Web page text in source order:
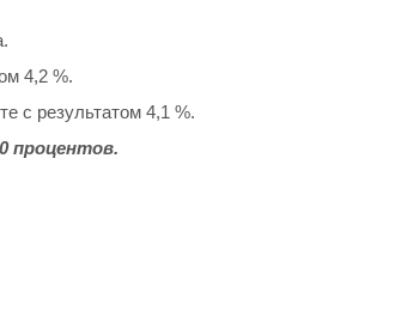
4,2 %.
с результатом 4,1 %.
процентов.